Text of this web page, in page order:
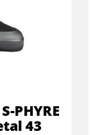
PHYRE
43